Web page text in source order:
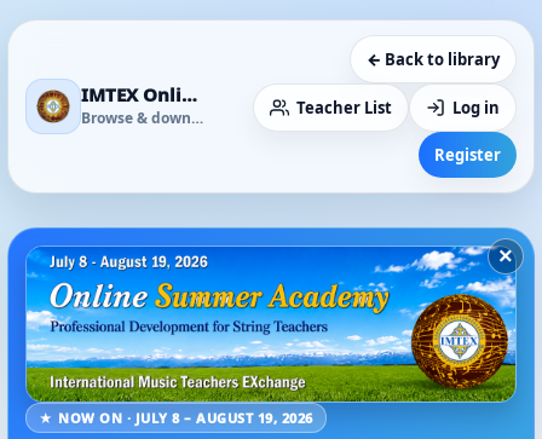
IMTEX Online Media Library
Browse & download
← Back to library
Teacher List Log in
Register
×
★ NOW ON · JULY 8 – AUGUST 19, 2026